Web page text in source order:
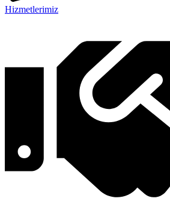
Hizmetlerimiz